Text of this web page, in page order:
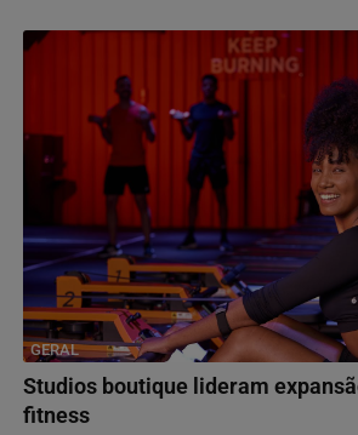
GERAL
Studios boutique lideram
fitness